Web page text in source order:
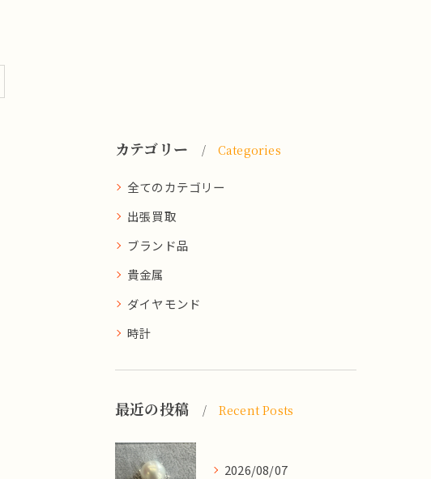
カテゴリー Categories
全てのカテゴリー
出張買取
ブランド品
貴金属
ダイヤモンド
時計
最近の投稿 Recent Posts
2026/08/07